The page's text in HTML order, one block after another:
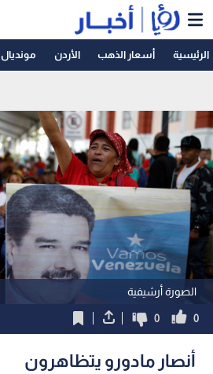
الرئيسية أسعار الذهب الأردن مونديال 2026
الصورة أرشيفية
0
0
أنصار مادورو يتظاهرون